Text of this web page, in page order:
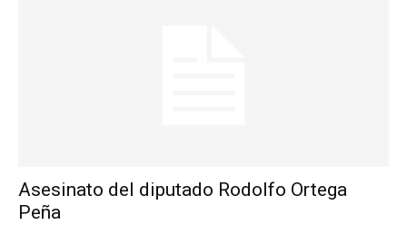
Asesinato del diputado Rodolfo Ortega
Peña